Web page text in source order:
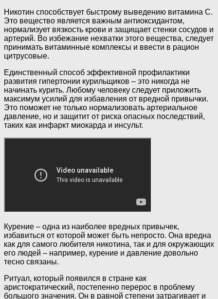
Никотин способствует быстрому выведению витамина С.
Это вещество является важным антиоксидантом,
нормализует вязкость крови и защищает стенки сосудов и
артерий. Во избежание нехватки этого вещества, следует
принимать витаминные комплексы и ввести в рацион
цитрусовые.
Единственный способ эффективной профилактики
развития гипертонии курильщиков – это никогда не
начинать курить. Любому человеку следует приложить
максимум усилий для избавления от вредной привычки.
Это поможет не только нормализовать артериальное
давление, но и защитит от риска опасных последствий,
таких как инфаркт миокарда и инсульт.
Курение – одна из наиболее вредных привычек,
избавиться от которой может быть непросто. Она вредна
как для самого любителя никотина, так и для окружающих
его людей – например, курение и давление довольно
тесно связаны.
Ритуал, который появился в стране как
аристократический, постепенно перерос в проблему
большого значения. Он в равной степени затрагивает и